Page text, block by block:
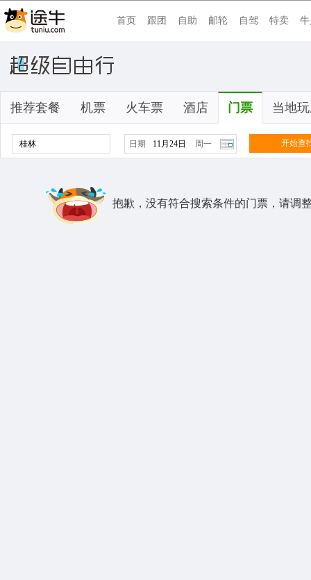
首页 跟团 自助 邮轮 自驾 特卖
推荐套餐 机票 火车票 酒店 门票 当地
日期 周一 开始查
抱歉，没有符合搜索条件的门票，请调